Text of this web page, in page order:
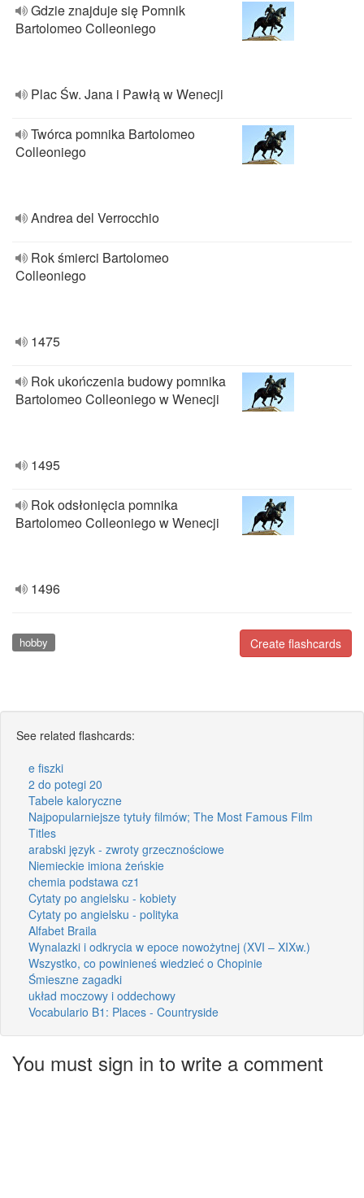
Gdzie znajduje się Pomnik
Bartolomeo Colleoniego
Plac Św. Jana i Pawłą w Wenecji
Twórca pomnika Bartolomeo
Colleoniego
Andrea del Verrocchio
Rok śmierci Bartolomeo
Colleoniego
1475
Rok ukończenia budowy pomnika
Bartolomeo Colleoniego w Wenecji
1495
Rok odsłonięcia pomnika
Bartolomeo Colleoniego w Wenecji
1496
Create flashcards
hobby
See related flashcards:
e fiszki
2 do potegi 20
Tabele kaloryczne
Najpopularniejsze tytuły filmów; The Most Famous Film
Titles
arabski język - zwroty grzecznościowe
Niemieckie imiona żeńskie
chemia podstawa cz1
Cytaty po angielsku - kobiety
Cytaty po angielsku - polityka
Alfabet Braila
Wynalazki i odkrycia w epoce nowożytnej (XVI – XIXw.)
Wszystko, co powinieneś wiedzieć o Chopinie
Śmieszne zagadki
układ moczowy i oddechowy
Vocabulario B1: Places - Countryside
You must sign in to write a comment